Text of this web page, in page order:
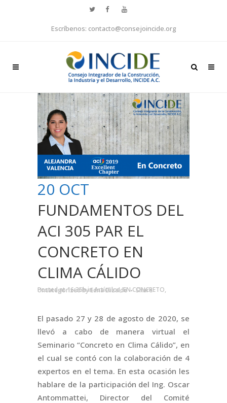
Escríbenos: contacto@consejoincide.org
20 OCT
FUNDAMENTOS DEL
ACI 305 PAR EL
CONCRETO EN
CLIMA CÁLIDO
Posted at 16:36hinArtículos,EN CONCRETO,
Uncategorized byEdna Elizalde Share
El pasado 27 y 28 de agosto de 2020, se
llevó a cabo de manera virtual el
Seminario “Concreto en Clima Cálido”, en
el cual se contó con la colaboración de 4
expertos en el tema. En esta ocasión les
hablare de la participación del Ing. Oscar
Antommattei, Director del Comité